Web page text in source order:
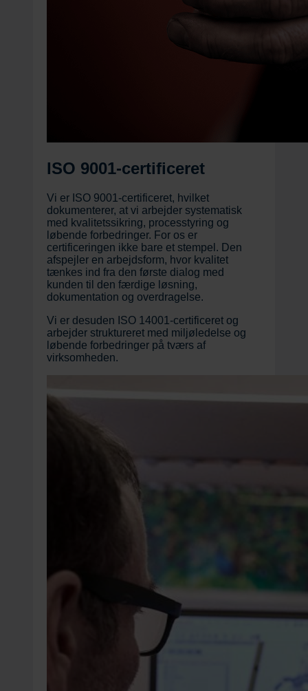
ISO 9001-certificeret
Vi er ISO 9001-certificeret, hvilket
dokumenterer, at vi arbejder systematisk
med kvalitetssikring, processtyring og
løbende forbedringer. For os er
certificeringen ikke bare et stempel. Den
afspejler en arbejdsform, hvor kvalitet
tænkes ind fra den første dialog med
kunden til den færdige løsning,
dokumentation og overdragelse.
Vi er desuden ISO 14001-certificeret og
arbejder struktureret med miljøledelse og
løbende forbedringer på tværs af
virksomheden.